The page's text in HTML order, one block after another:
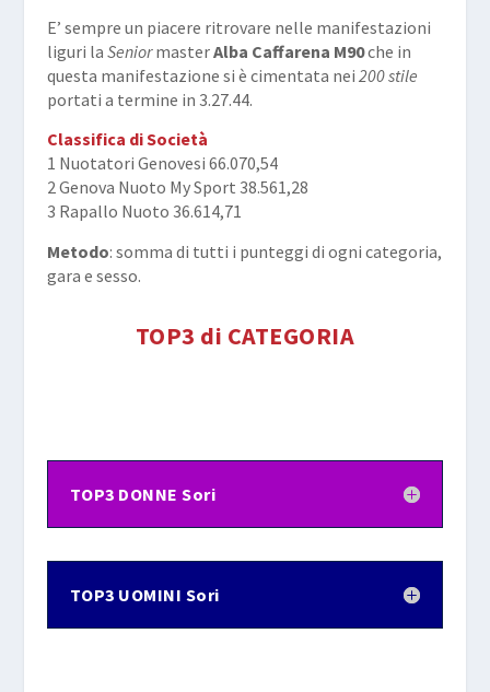
E’ sempre un piacere ritrovare nelle manifestazioni
liguri la SeniormasterAlba Caffarena M90che in
questa manifestazione si è cimentata nei 200 stile
portati a termine in 3.27.44.
Classifica di Società
1 Nuotatori Genovesi 66.070,54
2 Genova Nuoto My Sport 38.561,28
3 Rapallo Nuoto 36.614,71
Metodo: somma di tutti i punteggi di ogni categoria,
gara e sesso.
TOP3 di CATEGORIA
TOP3 DONNE Sori
TOP3 UOMINI Sori